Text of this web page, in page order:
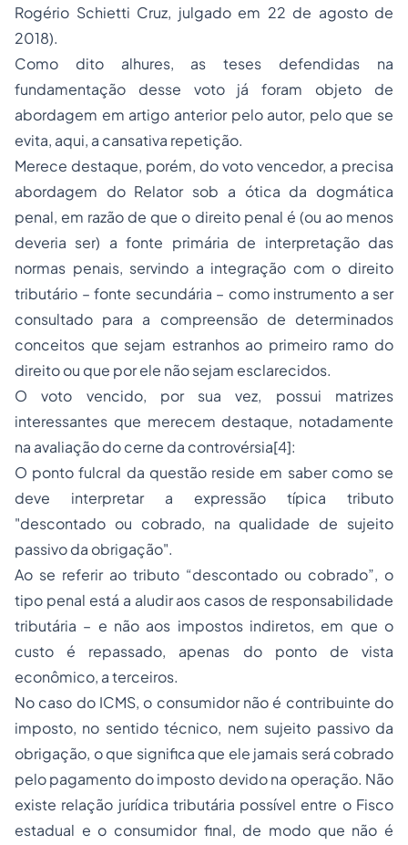
Rogério Schietti Cruz, julgado em 22 de agosto de
2018).
Como dito alhures, as teses defendidas na
fundamentação desse voto já foram objeto de
abordagem em artigo anterior pelo autor, pelo que se
evita, aqui, a cansativa repetição.
Merece destaque, porém, do voto vencedor, a precisa
abordagem do Relator sob a ótica da dogmática
penal, em razão de que o direito penal é (ou ao menos
deveria ser) a fonte primária de interpretação das
normas penais, servindo a integração com o direito
tributário – fonte secundária – como instrumento a ser
consultado para a compreensão de determinados
conceitos que sejam estranhos ao primeiro ramo do
direito ou que por ele não sejam esclarecidos.
O voto vencido, por sua vez, possui matrizes
interessantes que merecem destaque, notadamente
na avaliação do cerne da controvérsia[4]:
O ponto fulcral da questão reside em saber como se
deve interpretar a expressão típica tributo
"descontado ou cobrado, na qualidade de sujeito
passivo da obrigação".
Ao se referir ao tributo “descontado ou cobrado”, o
tipo penal está a aludir aos casos de responsabilidade
tributária – e não aos impostos indiretos, em que o
custo é repassado, apenas do ponto de vista
econômico, a terceiros.
No caso do ICMS, o consumidor não é contribuinte do
imposto, no sentido técnico, nem sujeito passivo da
obrigação, o que significa que ele jamais será cobrado
pelo pagamento do imposto devido na operação. Não
existe relação jurídica tributária possível entre o Fisco
estadual e o consumidor final, de modo que não é